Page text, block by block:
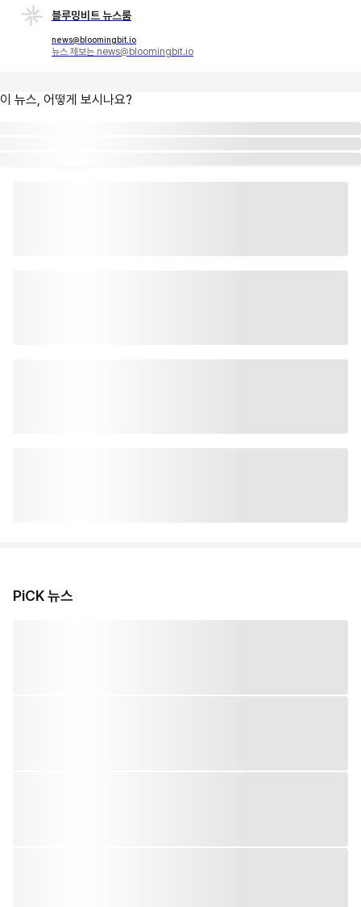
블루밍비트 뉴스룸
news@bloomingbit.io
뉴스 제보는 news@bloomingbit.io
이 뉴스, 어떻게 보시나요?
PiCK 뉴스